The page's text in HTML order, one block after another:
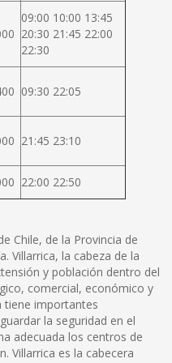
09:00 10:00 13:45
20:30 21:45 22:00
22:30
09:30 22:05
21:45 23:10
22:00 22:50
Chile, de la Provincia de
Villarrica, la cabeza de la
y población dentro del
comercial, económico y
tiene importantes
la seguridad en el
adecuada los centros de
Villarrica es la cabecera